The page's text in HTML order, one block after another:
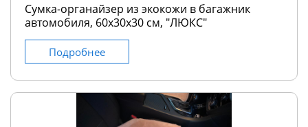
Сумка-органайзер из экокожи в багажник
автомобиля, 60х30х30 см, "ЛЮКС"
Подробнее